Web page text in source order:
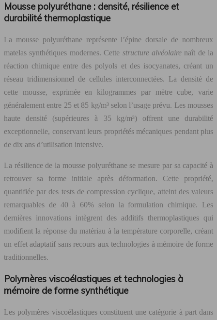
Mousse polyuréthane : densité, résilience et
durabilité thermoplastique
La mousse polyuréthane représente l’épine dorsale de nombreux
matelas synthétiques modernes. Cette structure alvéolaire naît de la
réaction chimique entre des polyols et des isocyanates, créant un
réseau tridimensionnel de cellules interconnectées. La densité de
cette mousse, exprimée en kilogrammes par mètre cube, varie
généralement entre 25 et 85 kg/m³ selon l’usage prévu. Les mousses
haute densité (supérieures à 35 kg/m³) offrent une durabilité
exceptionnelle, conservant leurs propriétés mécaniques pendant plus
de dix ans d’utilisation intensive.
La résilience de la mousse polyuréthane se mesure par sa capacité à
retrouver sa forme initiale après déformation. Cette propriété,
quantifiée par des tests de compression cyclique, atteint des valeurs
remarquables de 40 à 60% selon la formulation chimique. Les
dernières innovations intègrent des additifs thermoplastiques qui
modifient la réponse du matériau à la température corporelle, créant
un effet adaptatif sans recours aux technologies à mémoire de forme
traditionnelles.
Polymères viscoélastiques et technologies à
mémoire de forme synthétique
Les polymères viscoélastiques constituent une catégorie à part dans